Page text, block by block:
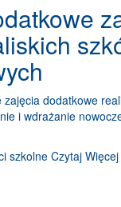
zajęcia dodatkowe
i wdrażanie
szkolne Czytaj Więcej